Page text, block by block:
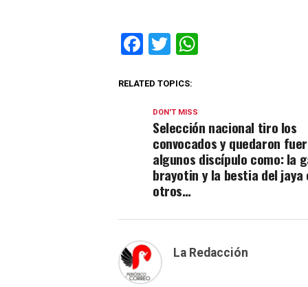
Facebook
Twitter
RELATED TOPICS:
DON'T MISS
Selección nacional tiro los
convocados y quedaron
algunos discípulo como: la
brayotin y la bestia del
otros…
La Redacción